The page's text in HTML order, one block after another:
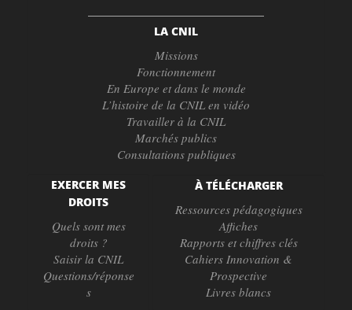
LA CNIL
Missions
Fonctionnement
En Europe et dans le monde
L’histoire de la CNIL en vidéo
Travailler à la CNIL
Marchés publics
Consultations publiques
EXERCER MES
DROITS
Quels sont mes
droits ?
Saisir la CNIL
Questions/réponse
s
À TÉLÉCHARGER
Ressources pédagogiques
Affiches
Rapports et chiffres clés
Cahiers Innovation &
Prospective
Livres blancs